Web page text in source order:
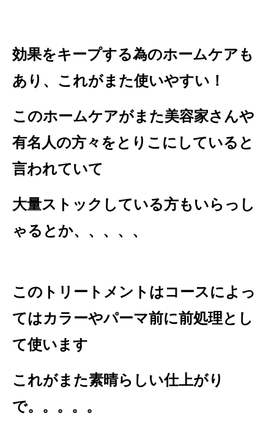
効果をキープする為のホームケアも
あり、これがまた使いやすい！
このホームケアがまた美容家さんや
有名人の方々をとりこにしていると
言われていて
大量ストックしている方もいらっし
ゃるとか、、、、、
このトリートメントはコースによっ
てはカラーやパーマ前に前処理とし
て使います
これがまた素晴らしい仕上がり
で。。。。。